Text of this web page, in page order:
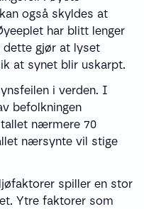
også skyldes at
har blitt lenger
dette gjør at lyset
at synet blir uskarpt.
i verden. I
befolkningen
nærmere 70
nærsynte vil stige
spiller en stor
Ytre faktorer som